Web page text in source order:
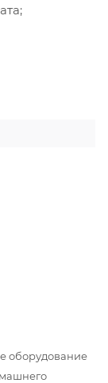
оборудование